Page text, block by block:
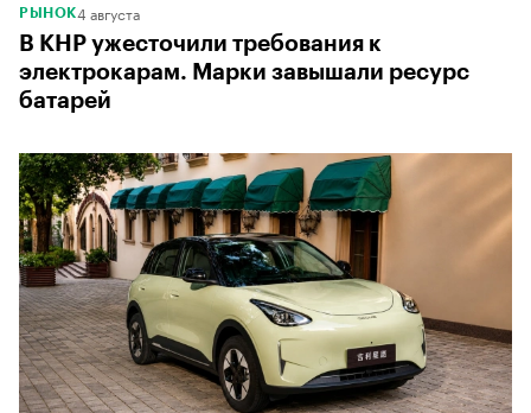
РЫНОК4 августа
В КНР ужесточили требования к
электрокарам. Марки завышали ресурс
батарей